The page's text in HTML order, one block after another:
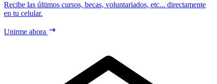
Recibe las últimos cursos, becas, voluntariados, etc... directamente
en tu celular.
Unirme ahora